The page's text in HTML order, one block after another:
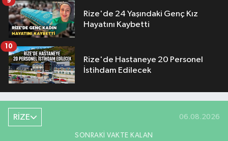
Rize'de 24 Yaşındaki Genç Kız
Hayatını Kaybetti
Rize'de Hastaneye 20 Personel
İstihdam Edilecek
10
RİZE 06.08.2026
SONRAKI VAKTE KALAN